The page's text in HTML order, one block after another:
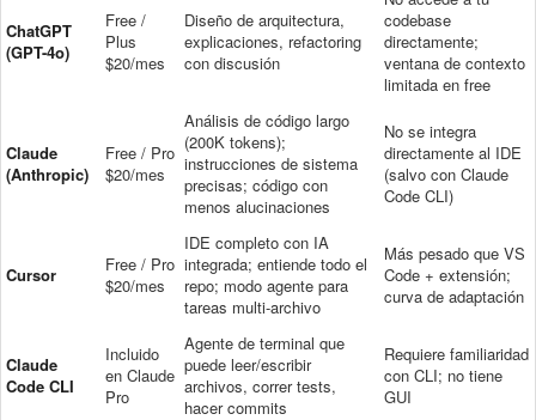
ChatGPT
(GPT-4o)
Free /
Plus
$20/mes
Diseño de arquitectura,
explicaciones, refactoring
con discusión
codebase
directamente;
ventana de contexto
limitada en free
Claude
(Anthropic)
Free / Pro
$20/mes
Análisis de código largo
(200K tokens);
instrucciones de sistema
precisas; código con
menos alucinaciones
No se integra
directamente al IDE
(salvo con Claude
Code CLI)
Cursor
Free / Pro
$20/mes
IDE completo con IA
integrada; entiende todo el
repo; modo agente para
tareas multi-archivo
Más pesado que VS
Code + extensión;
curva de adaptación
Claude
Code CLI
Incluido
en Claude
Pro
Agente de terminal que
puede leer/escribir
archivos, correr tests,
hacer commits
Requiere familiaridad
con CLI; no tiene
GUI